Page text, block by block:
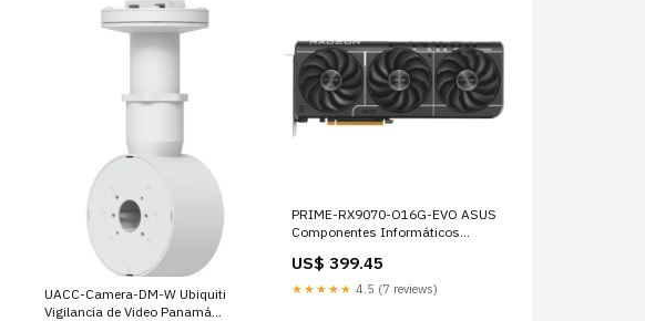
UACC-Camera-DM-W Ubiquiti
Vigilancia de Video Panamá
PRIME-RX9070-O16G-EVO ASUS
Componentes Informáticos
US$ 399.45
★★★★★ 4.5 (7 reviews)